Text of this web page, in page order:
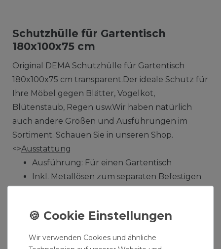
Schutzhülle für Gartentisch
180x100x75 cm
Original DEMA Schutzhülle für Gartentisch
180x100x75 cm transparent.Der ideale Schutz für
Ihre Möbel gegen Blätter, Vogelkot,
Blütenstaub, Regen usw.Wir haben natürlich
auch andere Größen und Ausführungen im
Sortiment. Schauen Sie in unseren Shop.
<>Ausstattung
Ausführung: Für einen Gartentisch
Inkl. Metallösen zum separaten Befestigen
Wir verwenden Cookies und ähnliche